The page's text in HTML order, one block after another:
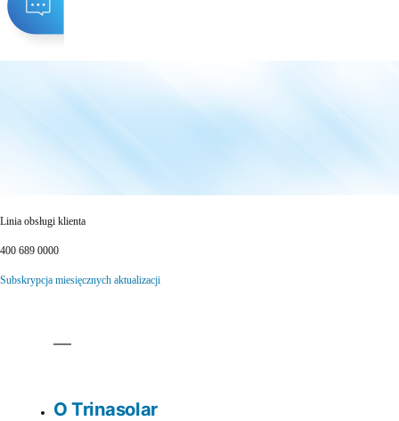
Linia obsługi klienta
400 689 0000
Subskrypcja miesięcznych aktualizacji
O Trinasolar